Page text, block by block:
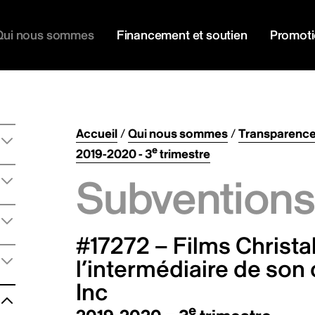
nous sommes Financement et soutien
Accueil/Qui nous sommes/
2019-2020 - 3etrimestre
#17272 – Films
l’intermédiaire de
Inc
e